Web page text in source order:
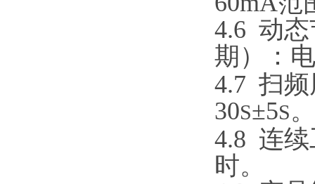
4.6 动
期）
：
4.7 扫
30S±5S。
4.8 连
时。